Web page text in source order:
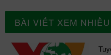
BÀI VIẾT XEM NHIỀU